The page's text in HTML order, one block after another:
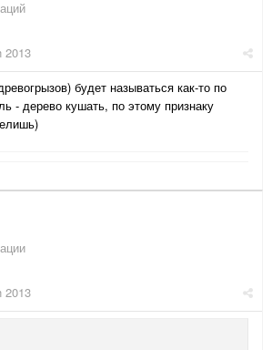
2013
будет называться как-то по
- дерево кушать, по этому признаку
2013